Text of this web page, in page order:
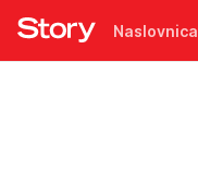
Naslovnica